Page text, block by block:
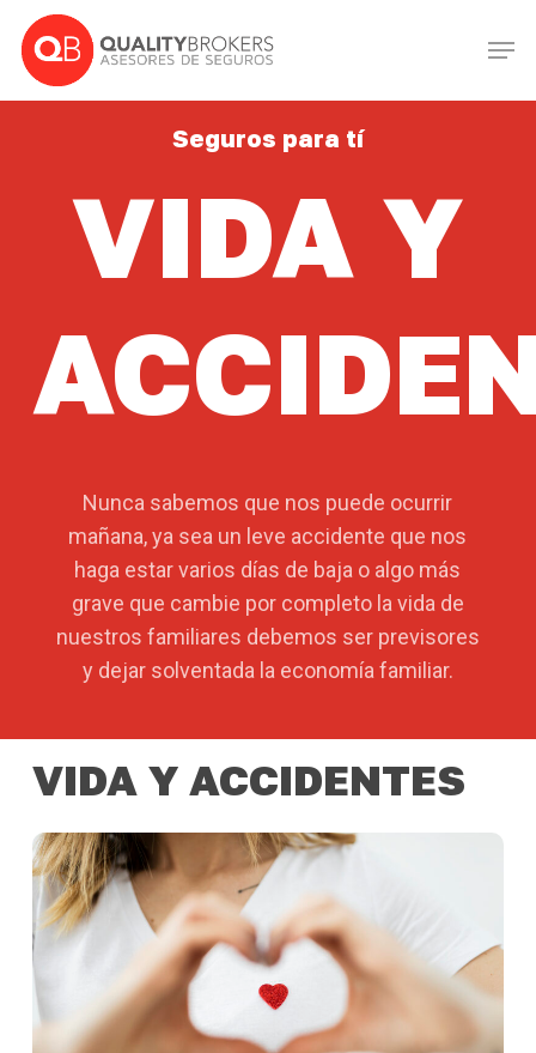
main
Seguros para tí
VIDA Y
Nunca sabemos que nos puede ocurrir
mañana, ya sea un leve accidente que nos
haga estar varios días de baja o algo más
grave que cambie por completo la vida de
nuestros familiares debemos ser previsores
y dejar solventada la economía familiar.
VIDA Y ACCIDENTES
Menu